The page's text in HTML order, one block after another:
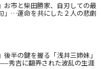
お市と柴田勝家、自刃しての最
」…運命を共にした２人の悲劇
後半の鍵を握る「浅井三姉妹」
秀吉に翻弄された波乱の生涯